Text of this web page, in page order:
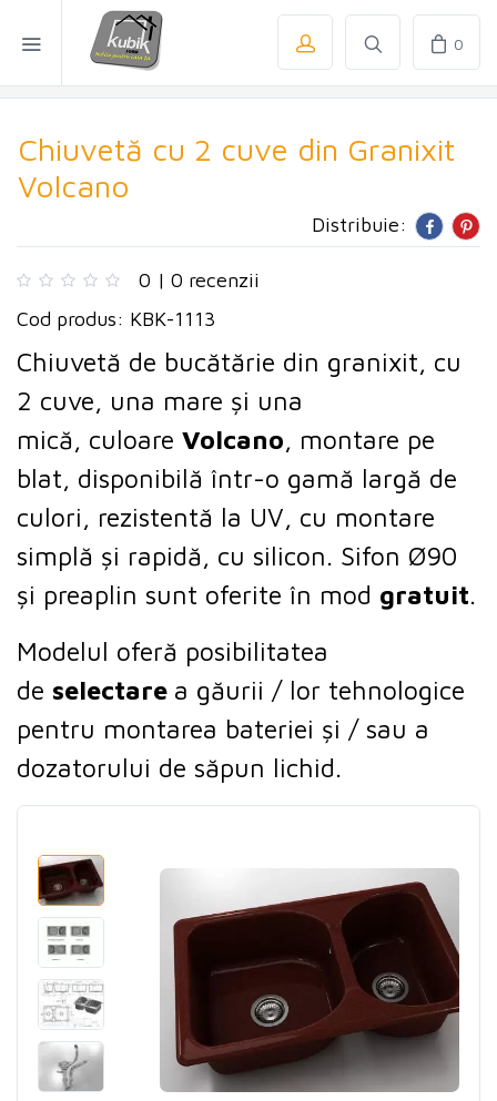
0
Chiuvetă cu 2 cuve din Granixit
Volcano
Distribuie:
0 | 0 recenzii
Cod produs: KBK-1113
Chiuvetă de bucătărie din granixit, cu
2 cuve, una mare și una
mică, culoare Volcano, montare pe
blat, disponibilă într-o gamă largă de
culori, rezistentă la UV, cu montare
simplă și rapidă, cu silicon. Sifon Ø90
și preaplin sunt oferite în mod gratuit.
Modelul oferă posibilitatea
de selectare a găurii / lor tehnologice
pentru montarea bateriei și / sau a
dozatorului de săpun lichid.